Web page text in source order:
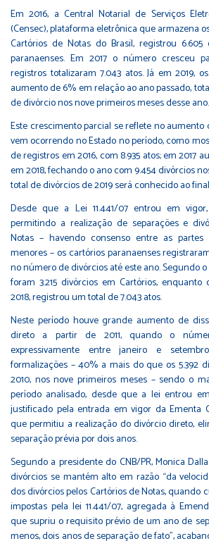
Em 2016, a Central Notarial de Serviços
(Censec), plataforma eletrônica que armazena
Cartórios de Notas do Brasil, registrou
paranaenses. Em 2017 o número cresceu
registros totalizaram 7.043 atos. Já em 2019,
aumento de 6% em relação ao ano passado,
de divórcio nos nove primeiros meses desse ano.
Este crescimento parcial se reflete no
vem ocorrendo no Estado no período, como
de registros em 2016, com 8.935 atos; em 2017
em 2018, fechando o ano com 9.454 divórcios
total de divórcios de 2019 será conhecido ao
Desde que a Lei 11.441/07 entrou em
permitindo a realização de separações e
Notas – havendo consenso entre as
menores – os cartórios paranaenses
no número de divórcios até este ano. Segundo
foram 3.215 divórcios em Cartórios,
2018, registrou um total de 7.043 atos.
Neste período houve grande aumento de
direto a partir de 2011, quando o
expressivamente entre janeiro e
formalizações – 40% a mais do que os 5.392
2010, nos nove primeiros meses – sendo o
período analisado, desde que a lei entrou
justificado pela entrada em vigor da Ementa
que permitiu a realização do divórcio direto,
separação prévia por dois anos.
Segundo a presidente do CNB/PR, Monica
divórcios se mantém alto em razão “da
dos divórcios pelos Cartórios de Notas, quando
impostas pela lei 11.441/07, agregada à
que supriu o requisito prévio de um ano de
menos, dois anos de separação de fato”,